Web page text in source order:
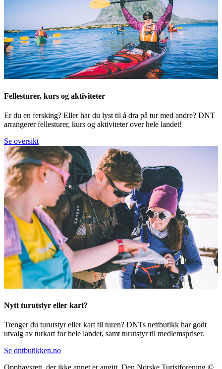
Fellesturer, kurs og aktiviteter
Er du en fersking? Eller har du lyst til å dra på tur med andre? DNT
arrangerer fellesturer, kurs og aktiviteter over hele landet!
Se oversikt
Nytt turutstyr eller kart?
Trenger du turutstyr eller kart til turen? DNTs nettbutikk har godt
utvalg av turkart for hele landet, samt turutstyr til medlemspriser.
Se dntbutikken.no